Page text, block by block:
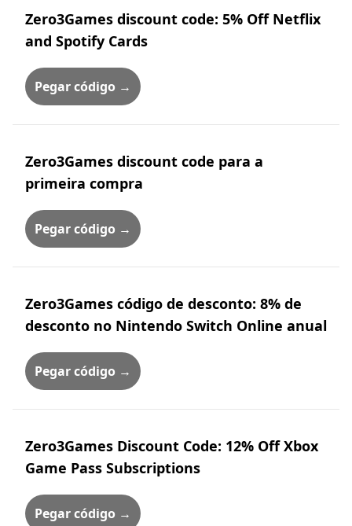
Zero3Games discount code: 5% Off Netflix
and Spotify Cards
Pegar código →
Zero3Games discount code para a
primeira compra
Pegar código →
Zero3Games código de desconto: 8% de
desconto no Nintendo Switch Online anual
Pegar código →
Zero3Games Discount Code: 12% Off Xbox
Game Pass Subscriptions
Pegar código →